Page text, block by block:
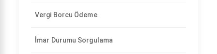
Vergi Borcu Ödeme
İmar Durumu Sorgulama